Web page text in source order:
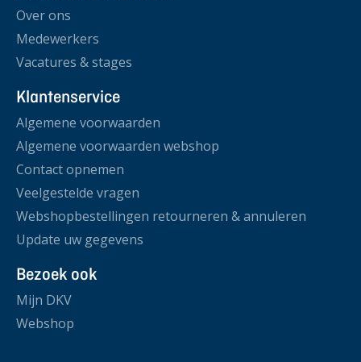
Over ons
Medewerkers
Vacatures & stages
Klantenservice
Algemene voorwaarden
Algemene voorwaarden webshop
Contact opnemen
Veelgestelde vragen
Webshopbestellingen retourneren & annuleren
Update uw gegevens
Bezoek ook
Mijn DKV
Webshop